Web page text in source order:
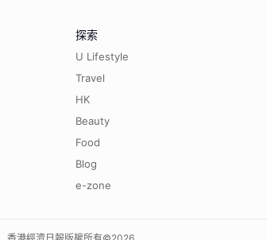
探索
U Lifestyle
Travel
HK
Beauty
Food
Blog
e-zone